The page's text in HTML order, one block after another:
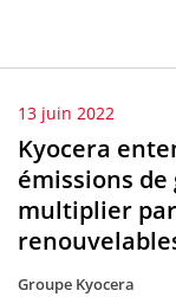
13 juin 2022
Kyocera
émissions
multiplier
Groupe Kyocera